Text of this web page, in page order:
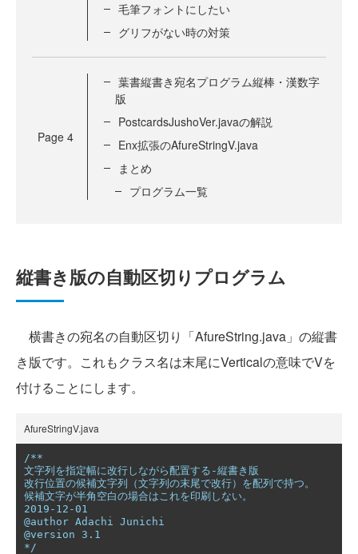
毛筆フォントにしたい
グリフがない時の対策
Page 4
葉書縦書き宛名プログラム縦棒・漢数字
版
PostcardsJushoVer.javaの解説
Enx拡張のAfureStringV.java
まとめ
プログラム一覧
縦書き版の自動区切りプログラム
横書きの宛名の自動区切り「AfureString.java」の縦書
き版です。これもクラス名は末尾にVerticalの意味でVを
付けることにします。
AfureStringV.java
/**
文字列を指定幅に改行しながら配置する-縦書き版
改行位置の候補文字列（文字列の末尾で改行）を配列で持つ。
候補文字が半角空白の場合はこれを印刷しない。
2019-12-01
@author Adachi Junichi
@version 3.1
*/